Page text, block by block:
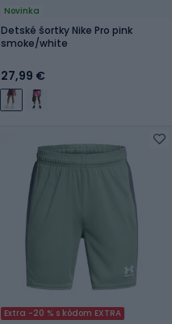
Novinka
Detské šortky Nike Pro pink
smoke/white
27,99 €
Extra -20 % s kódom EXTRA